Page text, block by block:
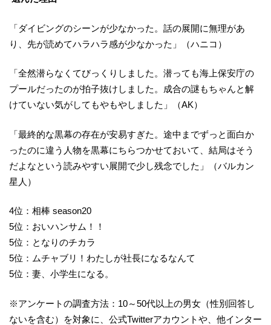
「ダイビングのシーンが少なかった。話の展開に無理があ
り、先が読めてハラハラ感が少なかった」（ハニコ）
「全然潜らなくてびっくりしました。潜っても海上保安庁の
プールだったのが拍子抜けしました。成合の謎もちゃんと解
けていない気がしてもやもやしました」（AK）
「最終的な黒幕の存在が安易すぎた。途中までずっと面白か
ったのに違う人物を黒幕にちらつかせておいて、結局はそう
だよなという読みやすい展開で少し残念でした」（バルカン
星人）
4位：相棒 season20
5位：おいハンサム！！
5位：となりのチカラ
5位：ムチャブリ！わたしが社長になるなんて
5位：妻、小学生になる。
※アンケートの調査方法：10～50代以上の男女（性別回答し
ないを含む）を対象に、公式Twitterアカウントや、他インター